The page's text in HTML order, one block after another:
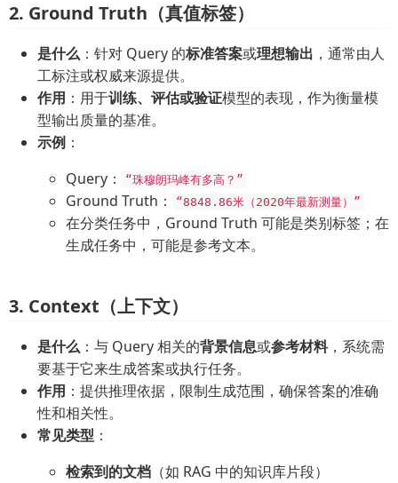
2. Ground Truth（真值标签）
是什么 ：针对 Query 的标准答案或理想输出 ，通常由人
工标注或权威来源提供。
作用 ：用于训练、评估或验证模型的表现，作为衡量模
型输出质量的基准。
示例 ：
Query：
“珠穆朗玛峰有多高？”
Ground Truth： “8848.86米（2020年最新测量）”
在分类任务中，Ground Truth 可能是类别标签；在
生成任务中，可能是参考文本。
3. Context（上下文）
是什么 ：与 Query 相关的背景信息或参考材料，系统需
要基于它来生成答案或执行任务。
作用 ：提供推理依据，限制生成范围，确保答案的准确
性和相关性。
常见类型 ：
检索到的文档 （如 RAG 中的知识库片段）